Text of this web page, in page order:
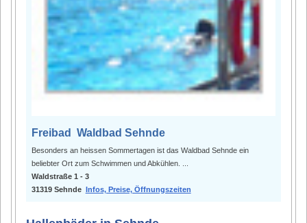
Freibad Waldbad Sehnde
Besonders an heissen Sommertagen ist das Waldbad Sehnde ein
beliebter Ort zum Schwimmen und Abkühlen. ...
Waldstraße 1 - 3
31319 Sehnde
Infos, Preise, Öffnungszeiten